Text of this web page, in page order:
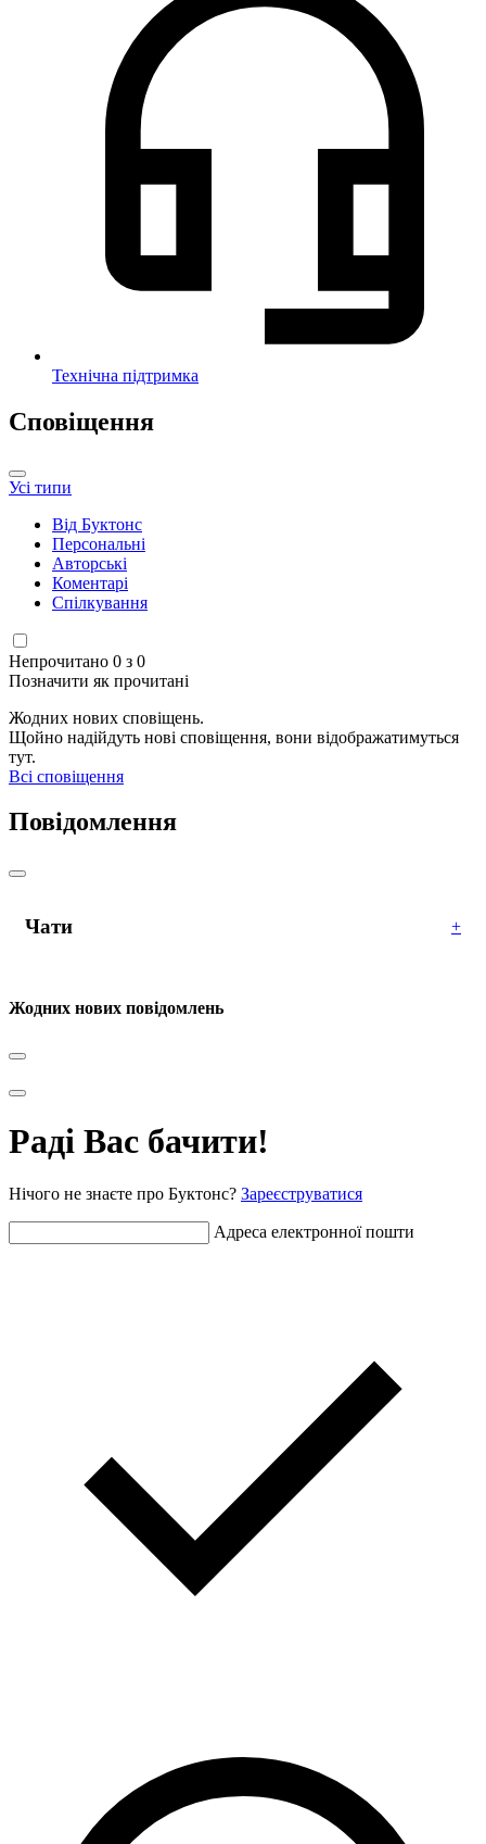
Технічна підтримка
Сповіщення
Усі типи
Від Буктонс
Персональні
Авторські
Коментарі
Спілкування
Непрочитано 0 з 0
Позначити як прочитані
Жодних нових сповіщень.
Щойно надійдуть нові сповіщення, вони відображатимуться
тут.
Всі сповіщення
Повідомлення
Чати +
Жодних нових повідомлень
Раді Вас бачити!
Нічого не знаєте про Буктонс? Зареєструватися
Адреса електронної пошти